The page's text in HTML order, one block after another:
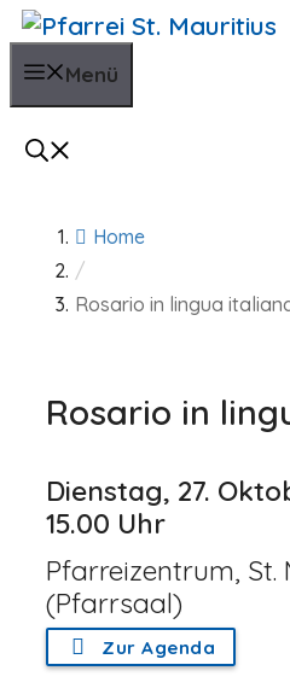
Zum
Inhalt
springen
Menü
Home
/
Rosario in lingua
Rosario in
Dienstag, 27.
15.00 Uhr
Pfarreizentrum, St.
(Pfarrsaal)
Zur Agenda